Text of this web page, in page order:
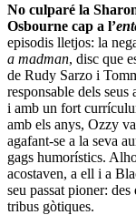
No culparé la
Osbourne cap a l’
episodis lletjos: la
a madman, disc que
de Rudy Sarzo i
responsable dels
i amb un fort
amb els anys, Ozzy
agafant-se a la seva
gags humorístics.
acostaven, a ell i a
seu passat pioner:
tribus gòtiques.